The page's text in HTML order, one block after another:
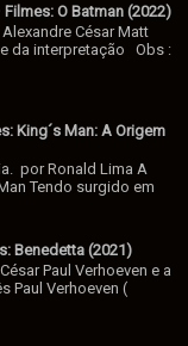
O Batman (2022)
César Matt
da interpretação Obs :
King´s Man: A Origem
por Ronald Lima A
Tendo surgido em
Benedetta (2021)
Paul Verhoeven e a
Paul Verhoeven (